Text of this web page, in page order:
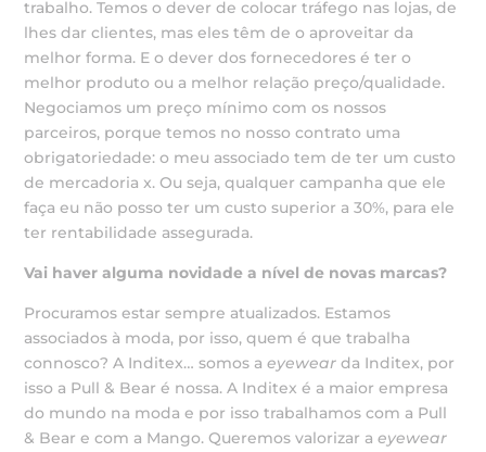
trabalho. Temos o dever de colocar tráfego nas lojas, de
lhes dar clientes, mas eles têm de o aproveitar da
melhor forma. E o dever dos fornecedores é ter o
melhor produto ou a melhor relação preço/qualidade.
Negociamos um preço mínimo com os nossos
parceiros, porque temos no nosso contrato uma
obrigatoriedade: o meu associado tem de ter um custo
de mercadoria x. Ou seja, qualquer campanha que ele
faça eu não posso ter um custo superior a 30%, para ele
ter rentabilidade assegurada.
Vai haver alguma novidade a nível de novas marcas?
Procuramos estar sempre atualizados. Estamos
associados à moda, por isso, quem é que trabalha
connosco? A Inditex… somos aeyewearda Inditex, por
isso a Pull & Bear é nossa. A Inditex é a maior empresa
do mundo na moda e por isso trabalhamos com a Pull
& Bear e com a Mango. Queremos valorizar aeyewear